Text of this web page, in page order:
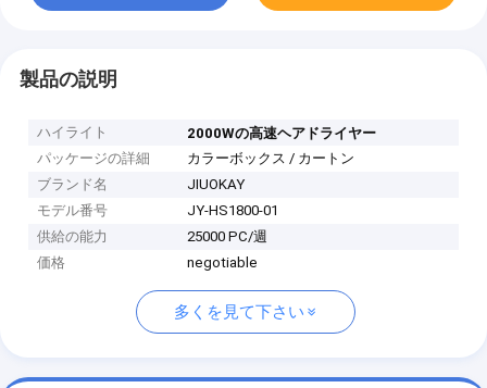
製品の説明
ハイライト
2000Wの高速ヘアドライヤー
パッケージの詳細
カラーボックス / カートン
ブランド名
JIUOKAY
モデル番号
JY-HS1800-01
供給の能力
25000 PC/週
価格
negotiable
多くを見て下さい